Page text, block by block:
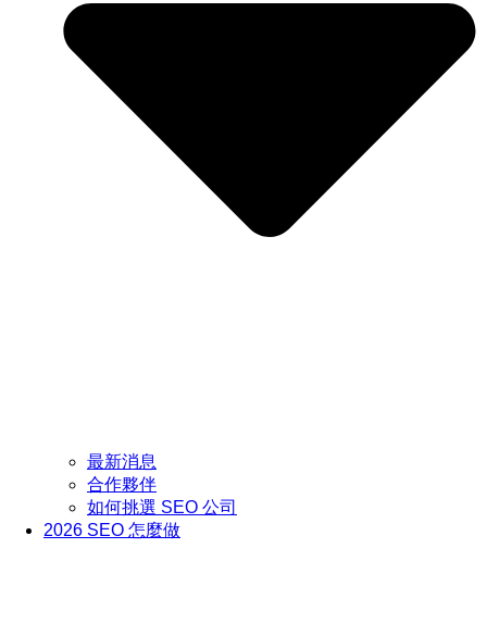
最新消息
合作夥伴
如何挑選 SEO 公司
2026 SEO 怎麼做